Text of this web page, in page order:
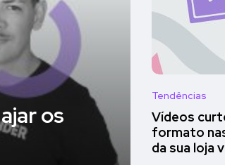
os
Tendências
Vídeos
formato
da sua loja